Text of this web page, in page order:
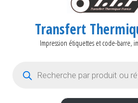
Transfert
Impression étiquettes et code-barre,